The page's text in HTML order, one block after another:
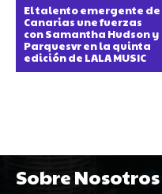
El talento emergente de
Canarias une fuerzas
con Samantha Hudson y
Parquesvr en la quinta
edición de LALA MUSIC
Sobre Nosotros